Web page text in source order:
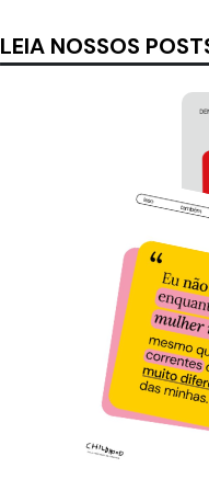
LEIA NOSSOS